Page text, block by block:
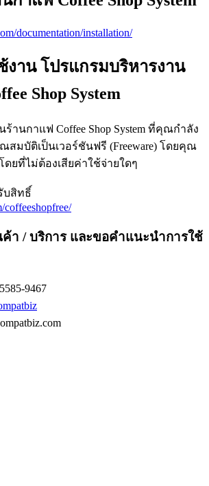
documentation/installation/
งาน โปรแกรมบริหารงาน
Shop System
านกาแฟ Coffee Shop System ที่คุณกำลัง
มบัติเป็นเวอร์ชันฟรี (Freeware) โดยคุณ
ยที่ไม่ต้องเสียค่าใช้จ่ายใดๆ
บสิทธิ์
coffeeshopfree/
า / บริการ และขอคำแนะนำการใช้
9467